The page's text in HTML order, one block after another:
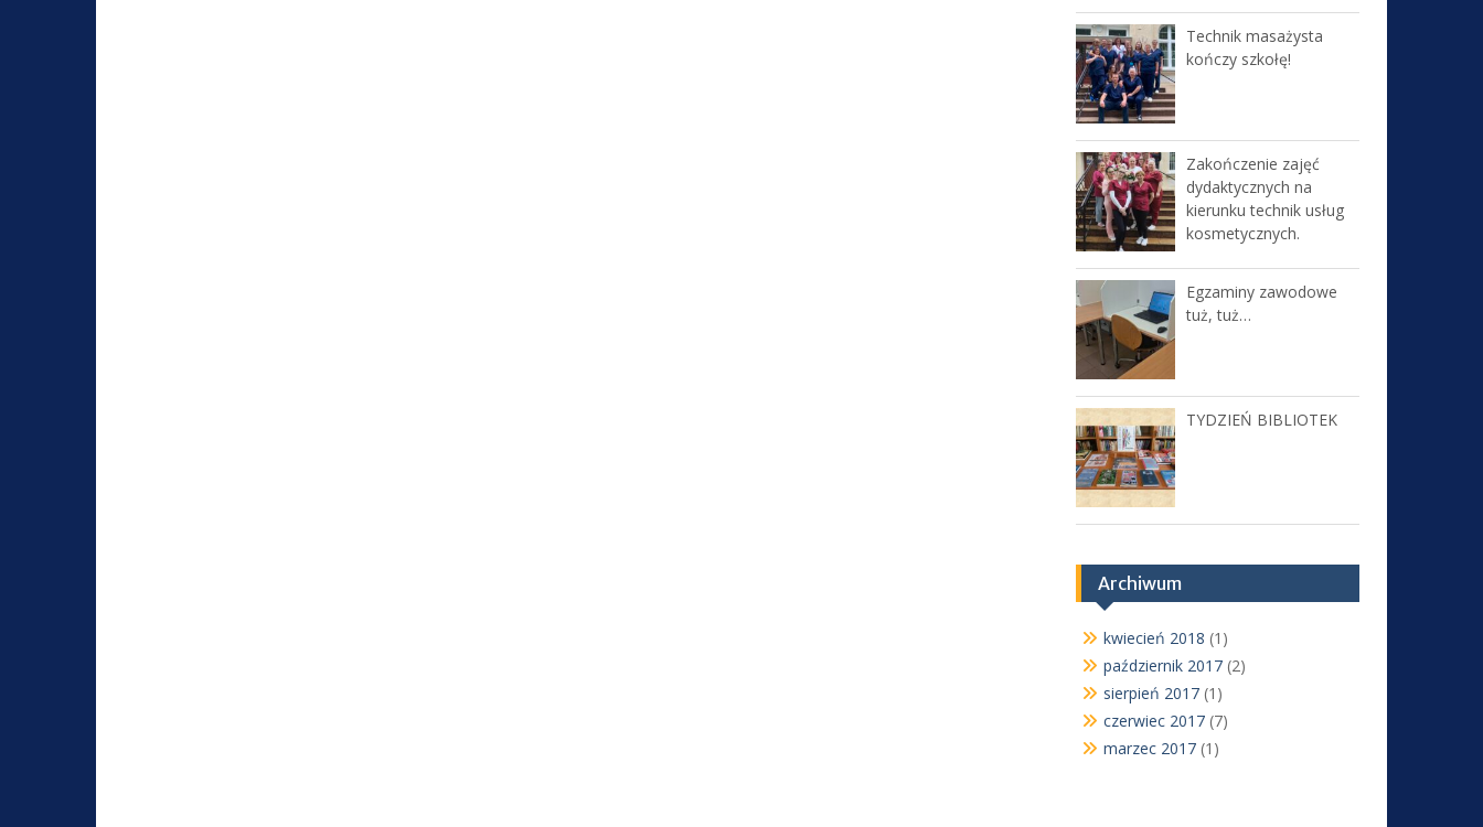
Technik masażysta
kończy szkołę!
Zakończenie zajęć
dydaktycznych na
kierunku technik usług
kosmetycznych.
Egzaminy zawodowe
tuż, tuż…
TYDZIEŃ BIBLIOTEK
Archiwum
kwiecień 2018 (1)
październik 2017(2)
sierpień 2017(1)
czerwiec 2017(7)
marzec 2017(1)